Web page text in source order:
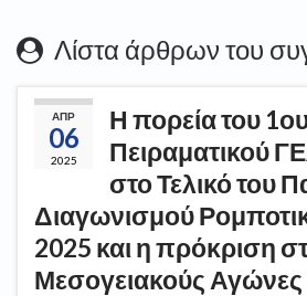
Λίστα άρθρων του
ΑΠΡ
06
2025
Η πορεία του
Πειραματικού
στο Τελικό του
Διαγωνισμού
2025 και η πρόκριση
Μεσογειακούς Αγώνες